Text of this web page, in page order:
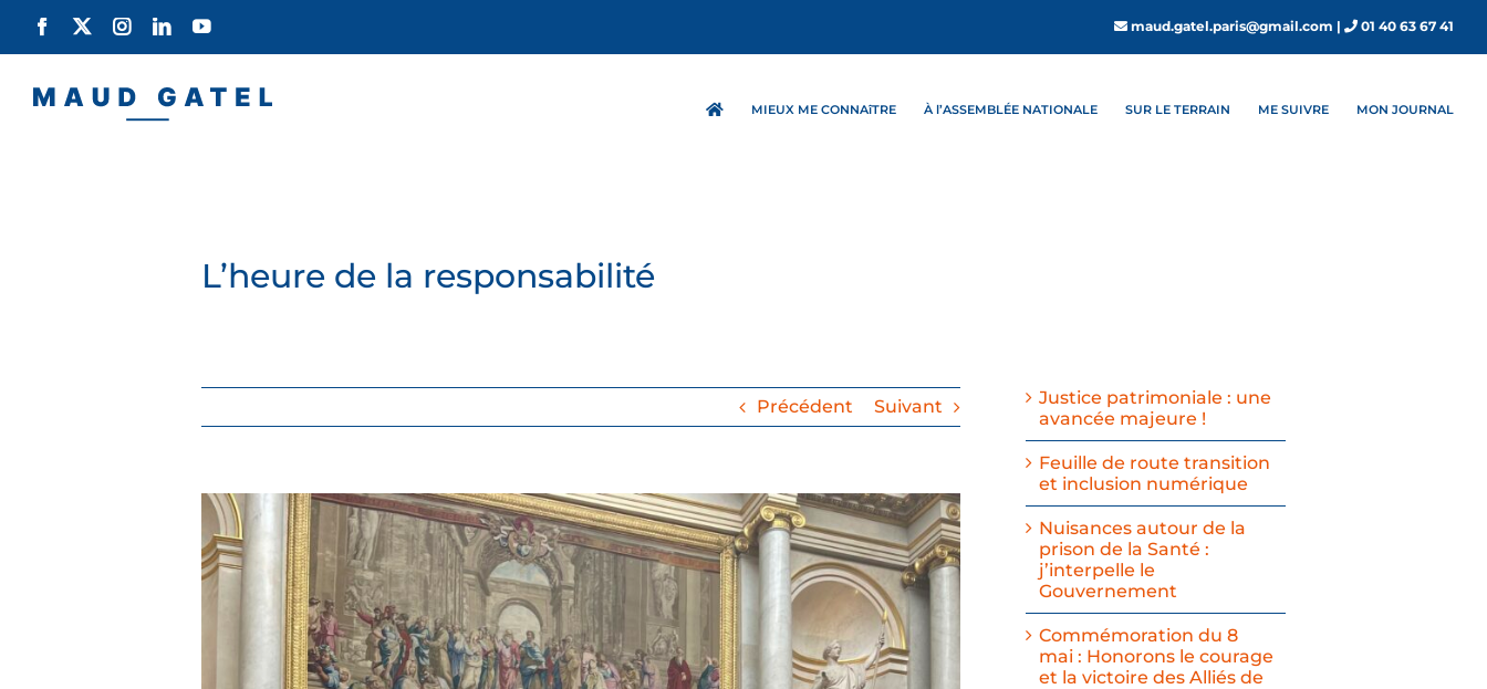
contenu
Facebook Instagram
LinkedInYouTube maud.gatel.paris@gmail.com | 01 40 63 67 41
MIEUX ME CONNAîTRE À l’ASSEMBLÉE NATIONALE SUR LE TERRAIN ME SUIVRE MON JOURNAL
L’heure de la responsabilité
Précédent Suivant
Voir
l'image
agrandie
Justice patrimoniale : une
avancée majeure !
Feuille de route transition
et inclusion numérique
Nuisances autour de la
prison de la Santé :
j’interpelle le
Gouvernement
Commémoration du 8
mai : Honorons le courage
et la victoire des Alliés de